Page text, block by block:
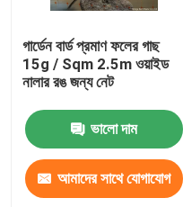
গার্ডেন বার্ড প্রমাণ ফলের গাছ
15g / Sqm 2.5m ওয়াইড
নালার রঙ জন্য নেট
ভালো দাম
আমাদের সাথে যোগাযোগ